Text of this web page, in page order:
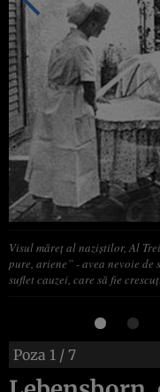
Visul măreţ al naziştilor, Al
pure, ariene” - avea nevoie
suflet cauzei, care să fie
Poza 1 / 7